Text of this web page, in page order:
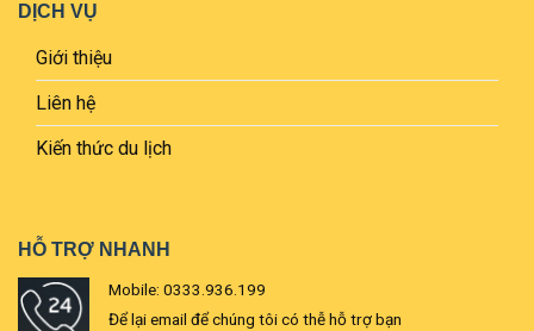
DỊCH VỤ
Giới thiệu
Liên hệ
Kiến thức du lịch
HỖ TRỢ NHANH
Mobile: 0333.936.199
Để lại email để chúng tôi có thễ hỗ trợ bạn